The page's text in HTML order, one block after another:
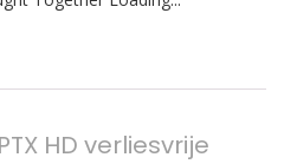
HD verliesvrije